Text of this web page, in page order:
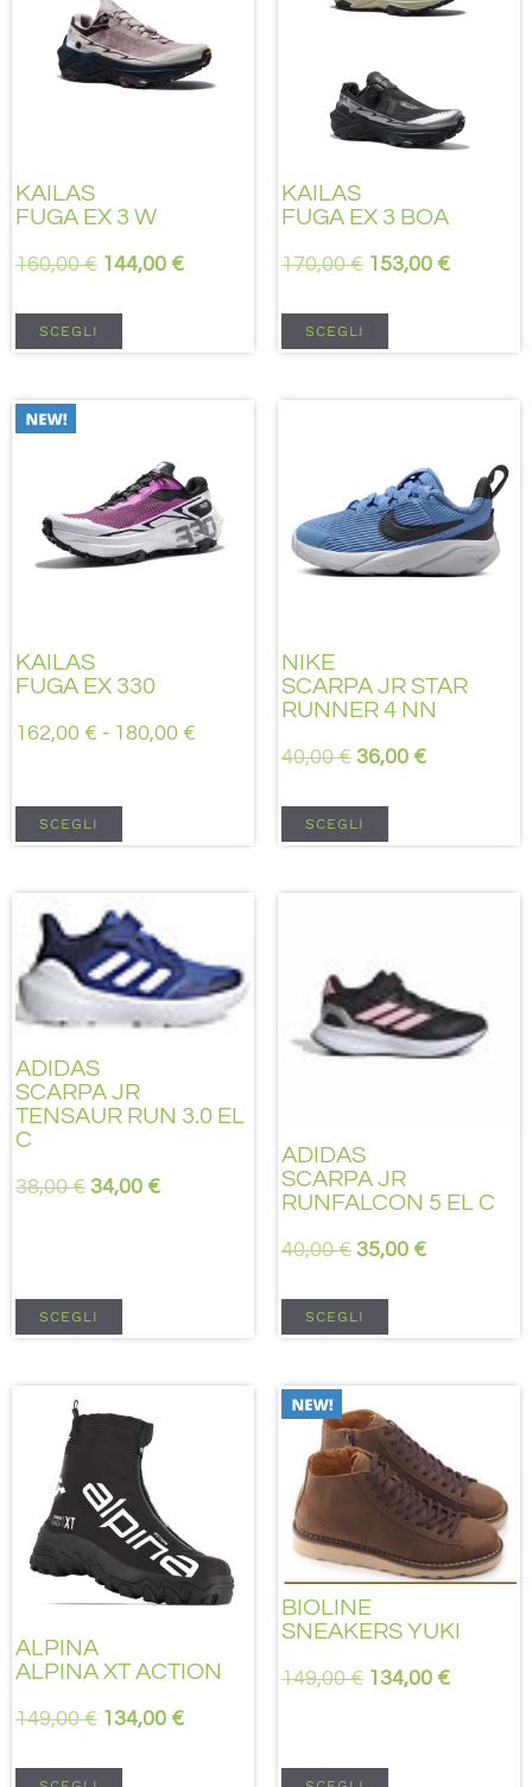
KAILAS
FUGA EX 3 W
160,00€ 144,00 €
SCEGLI
KAILAS
FUGA EX 3 BOA
170,00€ 153,00 €
SCEGLI
KAILAS
FUGA EX 330
162,00 € - 180,00 €
SCEGLI
NIKE
SCARPA JR STAR
RUNNER 4 NN
40,00€ 36,00 €
SCEGLI
ADIDAS
SCARPA JR
TENSAUR RUN 3.0 EL
C
38,00€ 34,00 €
SCEGLI
ADIDAS
SCARPA JR
RUNFALCON 5 EL C
40,00€ 35,00 €
SCEGLI
ALPINA
ALPINA XT ACTION
149,00€ 134,00 €
BIOLINE
SNEAKERS YUKI
149,00€ 134,00 €